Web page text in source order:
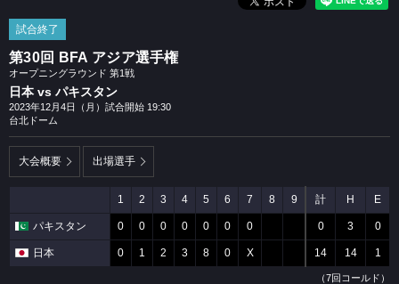
試合終了
第30回 BFA アジア選手権
オープニングラウンド 第1戦
日本 vs パキスタン
2023年12月4日（月）試合開始 19:30
台北ドーム
大会概要 出場選手
1 2 3 4 5 6 7 8 9 計 H E
パキスタン 0 0 0 0 0 0 0 0 3 0
日本 0 1 2 3 8 0 X 14 14 1
（7回コールド）